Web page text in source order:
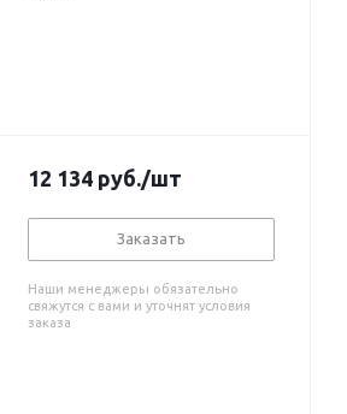
12 134 руб./шт
Заказать
Наши менеджеры обязательно
свяжутся с вами и уточнят условия
заказа